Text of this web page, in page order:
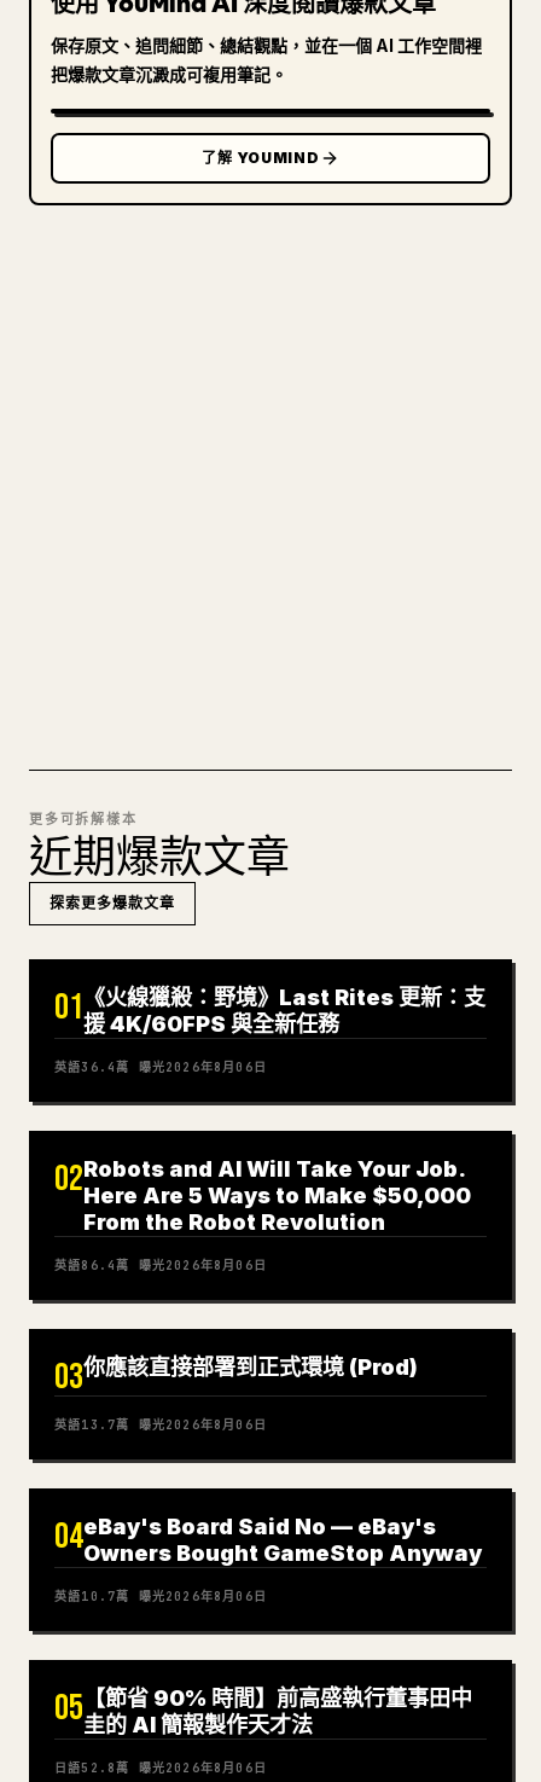
保存原文、追問細節、總結觀點，並在一個 AI 工作空間裡
把爆款文章沉澱成可複用筆記。
了解 YOUMIND
更多可拆解樣本
近期爆款文章
探索更多爆款文章
01 《火線獵殺：野境》Last Rites 更新：支
援 4K/60FPS 與全新任務
英語36.4萬 曝光2026年8月06日
02Robots and AI Will Take Your Job.
Here Are 5 Ways to Make $50,000
From the Robot Revolution
英語86.4萬 曝光2026年8月06日
03你應該直接部署到正式環境 (Prod)
英語13.7萬 曝光2026年8月06日
04eBay's Board Said No — eBay's
Owners Bought GameStop Anyway
英語10.7萬 曝光2026年8月06日
05 【節省 90% 時間】前高盛執行董事田中
圭的 AI 簡報製作天才法
日語52.8萬 曝光2026年8月06日